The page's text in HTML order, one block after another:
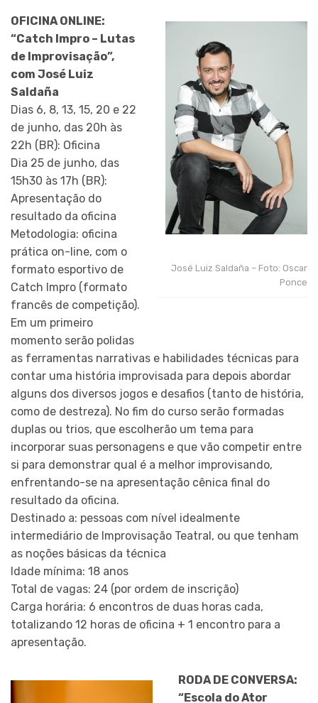
José Luiz Saldaña – Foto: Oscar
Ponce
OFICINA ONLINE:
“Catch Impro – Lutas
de Improvisação”,
com José Luiz
Saldaña
Dias 6, 8, 13, 15, 20 e 22
de junho, das 20h às
22h (BR): Oficina
Dia 25 de junho, das
15h30 às 17h (BR):
Apresentação do
resultado da oficina
Metodologia: oficina
prática on-line, com o
formato esportivo de
Catch Impro (formato
francês de competição).
Em um primeiro
momento serão polidas
as ferramentas narrativas e habilidades técnicas para
contar uma história improvisada para depois abordar
alguns dos diversos jogos e desafios (tanto de história,
como de destreza). No fim do curso serão formadas
duplas ou trios, que escolherão um tema para
incorporar suas personagens e que vão competir entre
si para demonstrar qual é a melhor improvisando,
enfrentando-se na apresentação cênica final do
resultado da oficina.
Destinado a: pessoas com nível idealmente
intermediário de Improvisação Teatral, ou que tenham
as noções básicas da técnica
Idade mínima: 18 anos
Total de vagas: 24 (por ordem de inscrição)
Carga horária: 6 encontros de duas horas cada,
totalizando 12 horas de oficina + 1 encontro para a
apresentação.
RODA DE CONVERSA:
“Escola do Ator